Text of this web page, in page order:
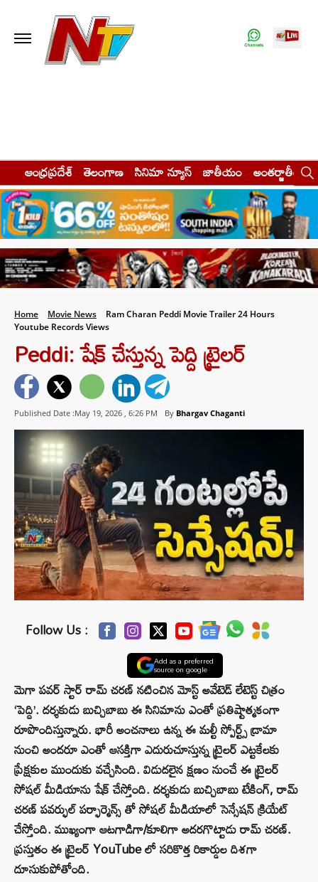
ఆంధ్రప్రదేశ్ తెలంగాణ సినిమా న్యూస్ జాతీయం అంతర్జాతీయం
Home Movie News
Ram Charan Peddi Movie Trailer 24 Hours
Youtube Records Views
Peddi: షేక్ చేస్తున్న పెద్ది ట్రైలర్
Published Date :May 19, 2026 , 6:26 PM By Bhargav Chaganti
Follow Us :
Add as a preferred
source on google
మెగా పవర్ స్టార్ రామ్ చరణ్ నటించిన మోస్ట్ అవేటెడ్ లేటెస్ట్ చిత్రం
‘పెద్ది’. దర్శకుడు బుచ్చిబాబు ఈ సినిమాను ఎంతో ప్రతిష్టాత్మకంగా
రూపొందిస్తున్నారు. భారీ అంచనాలు ఉన్న ఈ మల్టీ స్పోర్ట్స్ డ్రామా
నుంచి అందరూ ఎంతో ఆసక్తిగా ఎదురుచూస్తున్న ట్రైలర్ ఎట్టకేలకు
ప్రేక్షకుల ముందుకు వచ్చేసింది. విడుదలైన క్షణం నుంచే ఈ ట్రైలర్
సోషల్ మీడియాను షేక్ చేస్తోంది. దర్శకుడు బుచ్చిబాబు టేకింగ్, రామ్
చరణ్ పవర్ఫుల్ పర్ఫార్మెన్స్ తో సోషల్ మీడియాలో సెన్సేషన్ క్రియేట్
చేస్తోంది. ముఖ్యంగా ఆటగాడిగా/కూలిగా అదరగొట్టాడు రామ్ చరణ్.
ప్రస్తుతం ఈ ట్రైలర్ YouTube లో సరికొత్త రికార్డుల దిశగా
దూసుకుపోతోంది.